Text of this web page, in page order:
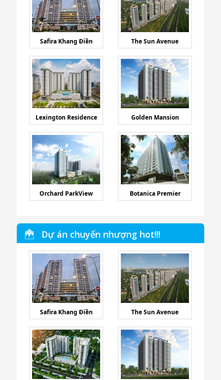
Safira Khang Điền The Sun Avenue
Lexington Residence Golden Mansion
Orchard ParkView Botanica Premier
Dự án chuyển nhượng hot!!!
Safira Khang Điền The Sun Avenue